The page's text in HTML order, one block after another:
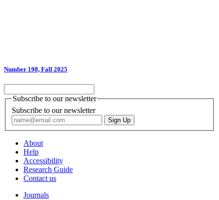
Number 198, Fall 2025
Subscribe to our newsletter
Subscribe to our newsletter
About
Help
Accessibility
Research Guide
Contact us
Journals